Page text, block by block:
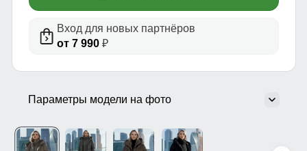
Вход для новых партнёров
от 7 990₽
Параметры модели на фото